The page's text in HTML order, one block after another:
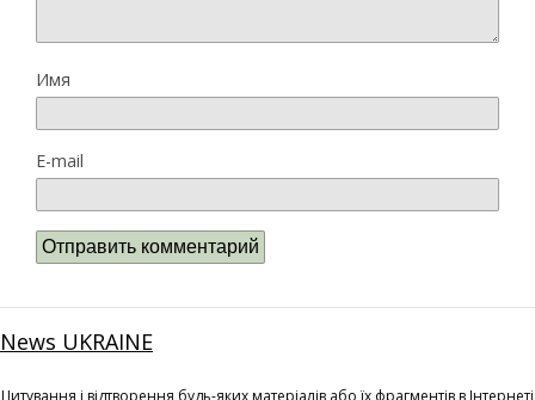
Имя
E-mail
News UKRAINE
Цитування і відтворення будь-яких матеріалів або їх фрагментів в Інтернеті